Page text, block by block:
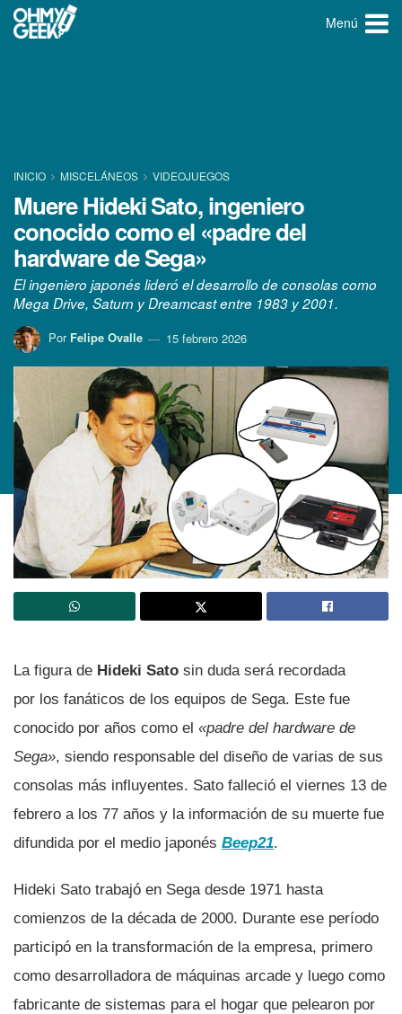
Menú
INICIO MISCELÁNEOS VIDEOJUEGOS
Muere Hideki Sato, ingeniero
conocido como el «padre del
hardware de Sega»
El ingeniero japonés lideró el desarrollo de consolas como
Mega Drive, Saturn y Dreamcast entre 1983 y 2001.
Por Felipe Ovalle 15 febrero 2026
La figura de Hideki Sato sin duda será recordada
por los fanáticos de los equipos de Sega. Este fue
conocido por años como el «padre del hardware de
Sega», siendo responsable del diseño de varias de sus
consolas más influyentes. Sato falleció el viernes 13 de
febrero a los 77 años y la información de su muerte fue
difundida por el medio japonés Beep21.
Hideki Sato trabajó en Sega desde 1971 hasta
comienzos de la década de 2000. Durante ese período
participó en la transformación de la empresa, primero
como desarrolladora de máquinas arcade y luego como
fabricante de sistemas para el hogar que pelearon por